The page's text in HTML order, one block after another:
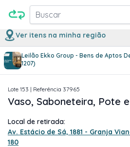
Buscar
Ver itens na minha região
Leilão Ekko Group - Bens de Aptos
1207)
1/1
Lote 153 | Referência 37965
Vaso, Saboneteira, Pote
Local de retirada:
Av. Estácio de Sá, 1881 - Granja
180